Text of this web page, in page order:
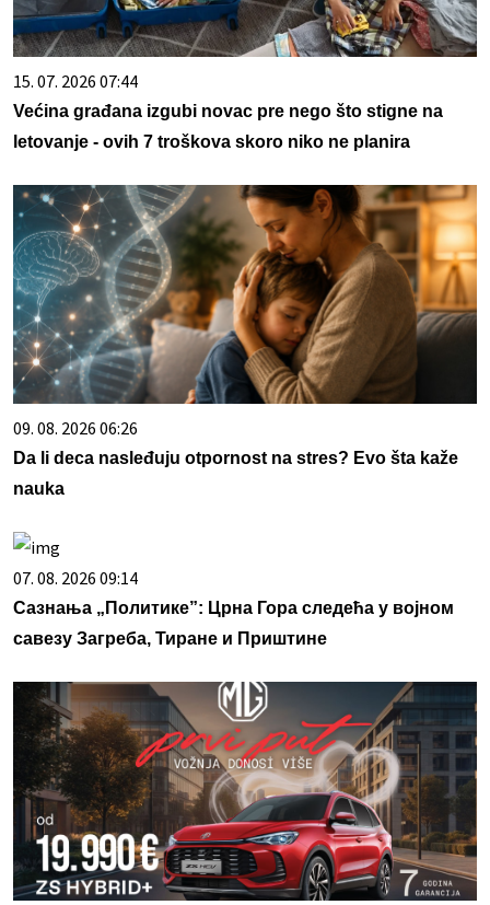
15. 07. 2026 07:44
Većina građana izgubi novac pre nego što stigne na
letovanje - ovih 7 troškova skoro niko ne planira
09. 08. 2026 06:26
Da li deca nasleđuju otpornost na stres? Evo šta kaže
nauka
07. 08. 2026 09:14
Сазнања „Политике”: Црна Гора следећа у војном
савезу Загреба, Тиране и Приштине